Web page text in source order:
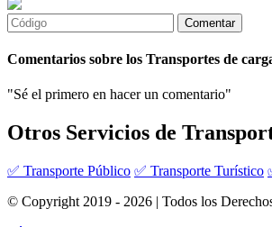
Comentarios sobre los Transportes de
"Sé el primero en hacer un comentario"
Otros Servicios de
✅ Transporte Público ✅ Transporte Turístico
© Copyright 2019 - 2026 | Todos los